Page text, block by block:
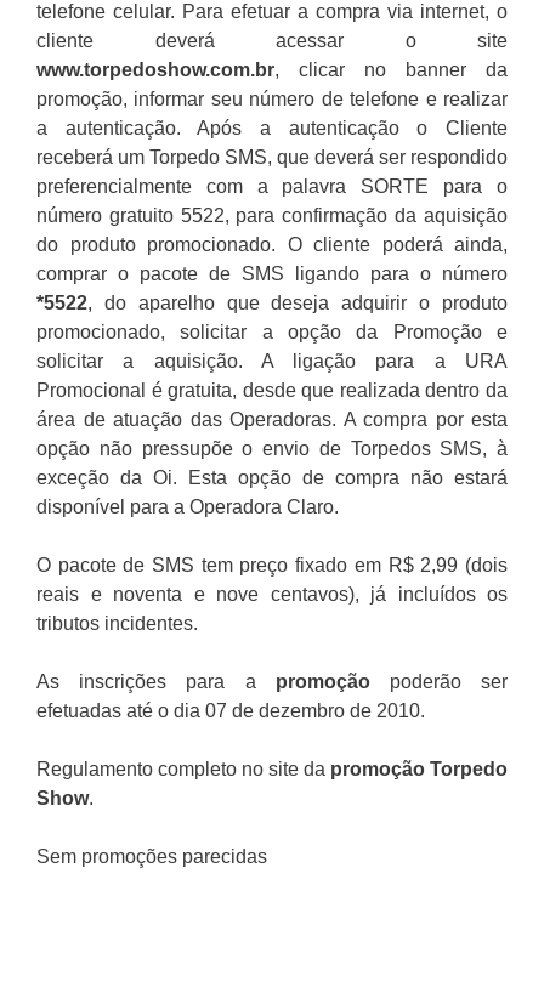
telefone celular. Para efetuar a compra via internet, o
cliente deverá acessar o site
www.torpedoshow.com.br, clicar no banner da
promoção, informar seu número de telefone e realizar
a autenticação. Após a autenticação o Cliente
receberá um Torpedo SMS, que deverá ser respondido
preferencialmente com a palavra SORTE para o
número gratuito 5522, para confirmação da aquisição
do produto promocionado. O cliente poderá ainda,
comprar o pacote de SMS ligando para o número
*5522, do aparelho que deseja adquirir o produto
promocionado, solicitar a opção da Promoção e
solicitar a aquisição. A ligação para a URA
Promocional é gratuita, desde que realizada dentro da
área de atuação das Operadoras. A compra por esta
opção não pressupõe o envio de Torpedos SMS, à
exceção da Oi. Esta opção de compra não estará
disponível para a Operadora Claro.
O pacote de SMS tem preço fixado em R$ 2,99 (dois
reais e noventa e nove centavos), já incluídos os
tributos incidentes.
As inscrições para a promoçãopoderão ser
efetuadas até o dia 07 de dezembro de 2010.
Regulamento completo no site da promoção Torpedo
Show.
Sem promoções parecidas